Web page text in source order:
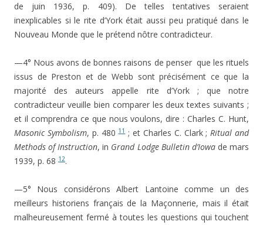
de juin 1936, p. 409). De telles tentatives seraient
inexplicables si le rite d’York était aussi peu pratiqué dans le
Nouveau Monde que le prétend nôtre contradicteur.
—4° Nous avons de bonnes raisons de penser que les rituels
issus de Preston et de Webb sont précisément ce que la
majorité des auteurs appelle rite d’York ; que notre
contradicteur veuille bien comparer les deux textes suivants ;
et il comprendra ce que nous voulons, dire : Charles C. Hunt,
Masonic Symbolism, p. 48011; et Charles C. Clark ;Ritual and
Methods of Instruction, in Grand Lodge Bulletin d’Iowade mars
1939, p. 68 12.
—5° Nous considérons Albert Lantoine comme un des
meilleurs historiens français de la Maçonnerie, mais il était
malheureusement fermé à toutes les questions qui touchent